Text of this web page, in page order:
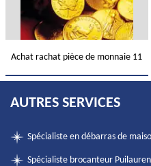
Achat rachat pièce de monnaie 11
AUTRES SERVICES
Spécialiste en débarras de
Spécialiste brocanteur